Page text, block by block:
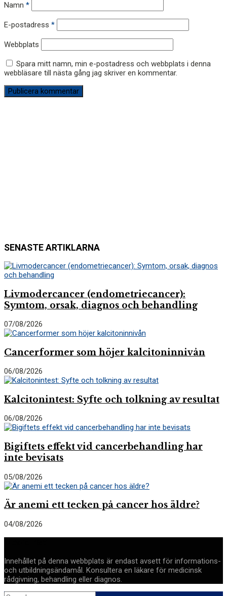
Namn *
E-postadress *
Webbplats
Spara mitt namn, min e-postadress och webbplats i denna
webbläsare till nästa gång jag skriver en kommentar.
SENASTE ARTIKLARNA
Livmodercancer (endometriecancer):
Symtom, orsak, diagnos och behandling
07/08/2026
Cancerformer som höjer kalcitoninnivån
06/08/2026
Kalcitonintest: Syfte och tolkning av resultat
06/08/2026
Bigiftets effekt vid cancerbehandling har
inte bevisats
05/08/2026
Är anemi ett tecken på cancer hos äldre?
04/08/2026
Innehållet på denna webbplats är endast avsett för informations-
och utbildningsändamål. Konsultera en läkare för medicinsk
rådgivning, behandling eller diagnos.